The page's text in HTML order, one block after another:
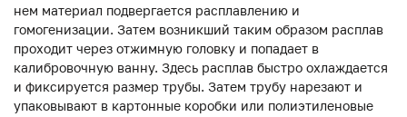
нем материал подвергается расплавлению и
гомогенизации. Затем возникший таким образом расплав
проходит через отжимную головку и попадает в
калибровочную ванну. Здесь расплав быстро охлаждается
и фиксируется размер трубы. Затем трубу нарезают и
упаковывают в картонные коробки или полиэтиленовые